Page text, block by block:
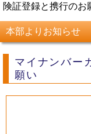
険証登録と携行のお
本部よりお知らせ
マイナンバー
願い